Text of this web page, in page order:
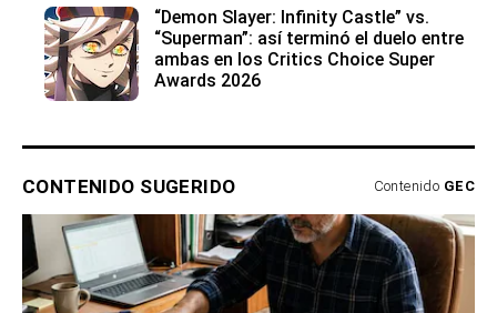
“Demon Slayer: Infinity Castle” vs.
“Superman”: así terminó el duelo entre
ambas en los Critics Choice Super
Awards 2026
CONTENIDO SUGERIDO Contenido GEC